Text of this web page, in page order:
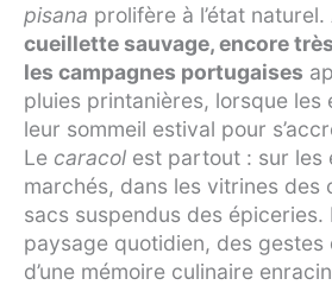
pisana prolifère à l’état naturel.
cueillette sauvage, encore
les campagnes portugaises
pluies printanières, lorsque
leur sommeil estival pour
Le caracol est partout : sur les
marchés, dans les vitrines des
sacs suspendus des
paysage quotidien, des gestes
d’une mémoire culinaire